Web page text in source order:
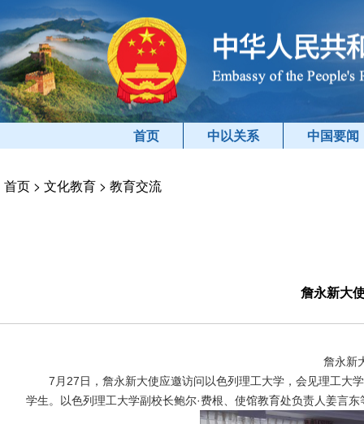
首页 中以关系 中国要闻
首页 > 文化教育 > 教育交流
詹永新大
詹永新
7月27日，詹永新大使应邀访问以色列理工大学，会见理工大
学生。以色列理工大学副校长鲍尔·费根、使馆教育处负责人姜言东